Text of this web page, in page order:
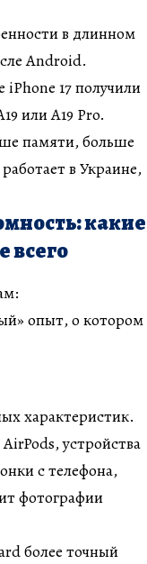
в длинном
Android.
17 получили
или A19 Pro.
памяти, больше
в Украине,
какие
всего
опыт, о котором
характеристик.
устройства
с телефона,
фотографии
более точный